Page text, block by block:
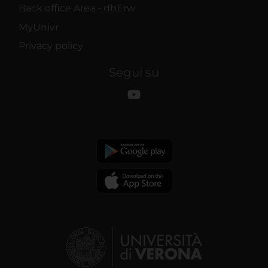
Back office Area - dbErw
MyUnivr
Privacy policy
Segui su